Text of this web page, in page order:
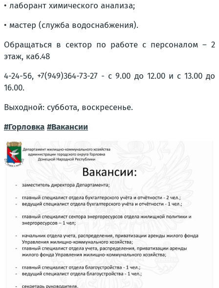
• лаборант химического анализа;
• мастер (служба водоснабжения).
Обращаться в сектор по работе с персоналом – 2
этаж, каб.48
4-24-56, +7(949)364-73-27 - с 9.00 до 12.00 и с 13.00 до
16.00.
Выходной: суббота, воскресенье.
#Горловка #Вакансии